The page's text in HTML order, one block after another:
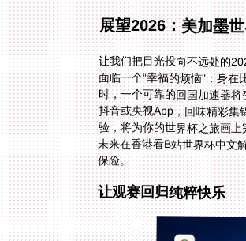
展望2026：美加墨
让我们把目光投向不远处的
面临一个“幸福的烦恼”：身
时，一个可靠的回国加速器
抖音或央视App，回味精彩
验，将为你的世界杯之旅画
保险。
让观赛回归纯粹快乐